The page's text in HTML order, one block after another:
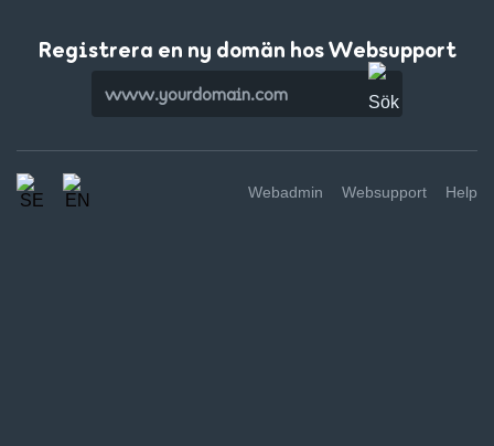
Registrera en ny domän hos Websupport
Webadmin Websupport Help